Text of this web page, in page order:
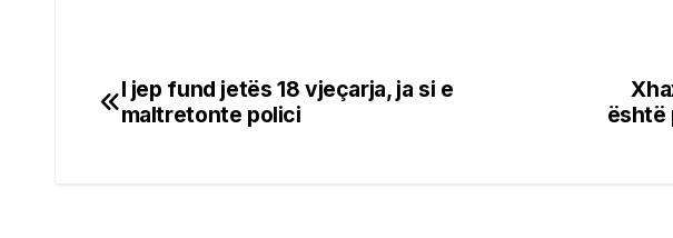
Post
është
I jep fund jetës 18 vjeçarja, ja si e
maltretonte polici